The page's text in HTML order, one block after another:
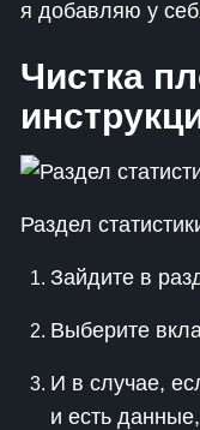
я добавляю у
Чистка
Раздел
Зайдите в
Выберите
И в случае,
и есть